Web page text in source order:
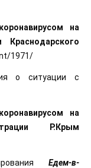
на
1971/
о ситуации с
на
Р.Крым
Едем-в-